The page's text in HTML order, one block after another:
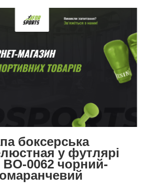
боксерська
у футлярі
0062 чорний-